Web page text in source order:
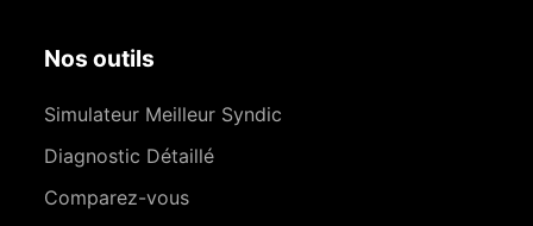
Nos outils
Simulateur Meilleur Syndic
Diagnostic Détaillé
Comparez-vous